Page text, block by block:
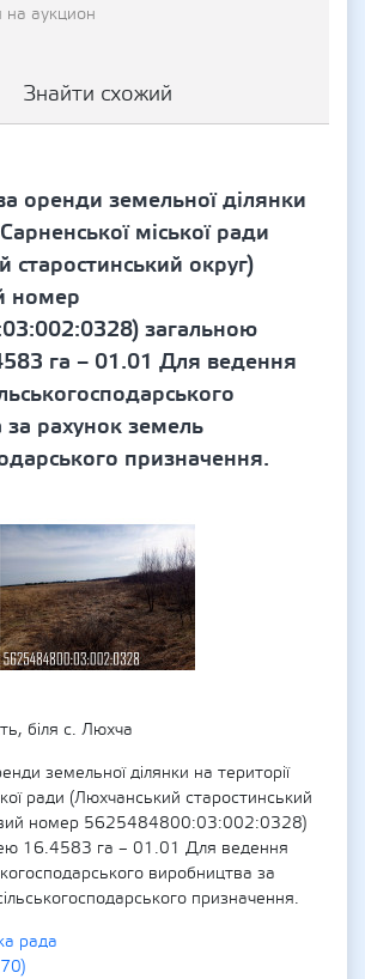
на аукцион
Знайти схожий
оренди земельної ділянки
міської ради
старостинський округ)
номер
загальною
га – 01.01 Для ведення
рахунок земель
призначення.
біля с. Люхча
земельної ділянки на території
ради (Люхчанський старостинський
номер 5625484800:03:002:0328)
16.4583 га – 01.01 Для ведення
виробництва за
призначення.
рада